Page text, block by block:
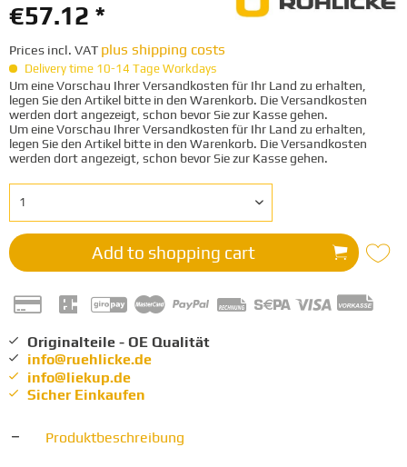
€57.12 *
Prices incl. VAT plus shipping costs
Delivery time 10-14 Tage Workdays
Um eine Vorschau Ihrer Versandkosten für Ihr Land zu erhalten,
legen Sie den Artikel bitte in den Warenkorb. Die Versandkosten
werden dort angezeigt, schon bevor Sie zur Kasse gehen.
Um eine Vorschau Ihrer Versandkosten für Ihr Land zu erhalten,
legen Sie den Artikel bitte in den Warenkorb. Die Versandkosten
werden dort angezeigt, schon bevor Sie zur Kasse gehen.
Add to shopping cart
Originalteile - OE Qualität
info@ruehlicke.de
info@liekup.de
Sicher Einkaufen
Produktbeschreibung